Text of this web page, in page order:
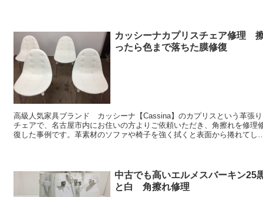
カッシーナカプリスチェア修理
ったら色まで落ちた膜修復
高級人気家具ブランド カッシーナ【Cassina】のカプリスという革張り
チェアで、名古屋市内にお住いの方よりご依頼いただき、角擦れを修理
復した事例です。革素材のソファや椅子を強く拭くと表面から捲れてし
中古でも高いエルメスバーキン25
と白 角擦れ修理